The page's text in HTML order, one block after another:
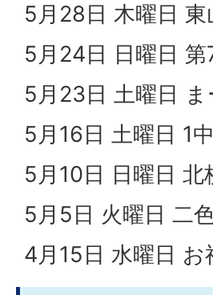
5月28日 木曜日
5月24日 日曜日
5月23日 土曜日
5月16日 土曜日 1
5月10日 日曜日 北
5月5日 火曜日 二
4月15日 水曜日